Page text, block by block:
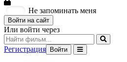
Не запоминать меня
Войти на сайт
Или войти через
Регистрация Войти